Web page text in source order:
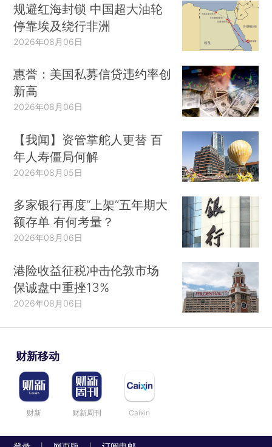
规避红海封锁 中国超大油轮
停靠埃及绕行非洲
2026年08月06日
惠誉：美国私募信贷违约率创
新高
2026年08月06日
【我闻】资管掌舵人更替 百
年人寿僵局何解
2026年08月05日
多家银行再度“上架”五年期大
额存单 有何考量？
2026年08月06日
港险收益征税冲击伦敦市场
保诚盘中重挫13%
2026年08月06日
财新移动
财新 财新周刊 Caixin